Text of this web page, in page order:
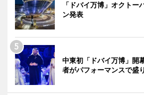
「ドバイ万博」オクトー
ン発表
中東初「ドバイ万博」
者がパフォーマンスで盛